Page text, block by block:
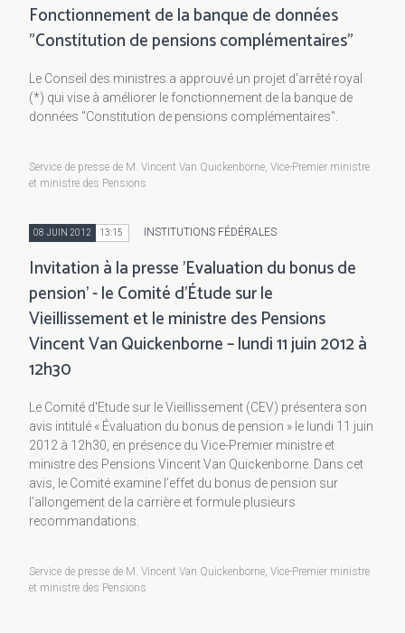
Fonctionnement de la banque de données
"Constitution de pensions complémentaires"
Le Conseil des ministres a approuvé un projet d'arrêté royal
(*) qui vise à améliorer le fonctionnement de la banque de
données "Constitution de pensions complémentaires".
Service de presse de M. Vincent Van Quickenborne, Vice-Premier ministre
et ministre des Pensions
08 JUIN 2012 13:15 INSTITUTIONS FÉDÉRALES
Invitation à la presse 'Evaluation du bonus de
pension' - le Comité d'Étude sur le
Vieillissement et le ministre des Pensions
Vincent Van Quickenborne – lundi 11 juin 2012 à
12h30
Le Comité d'Etude sur le Vieillissement (CEV) présentera son
avis intitulé « Évaluation du bonus de pension » le lundi 11 juin
2012 à 12h30, en présence du Vice-Premier ministre et
ministre des Pensions Vincent Van Quickenborne. Dans cet
avis, le Comité examine l’effet du bonus de pension sur
l’allongement de la carrière et formule plusieurs
recommandations.
Service de presse de M. Vincent Van Quickenborne, Vice-Premier ministre
et ministre des Pensions